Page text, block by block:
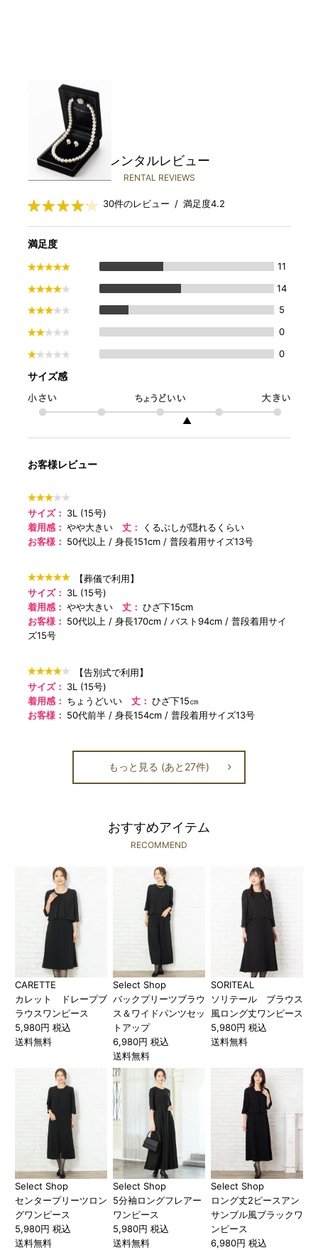
Select Shop
￥1,980(税込)～
レンタルレビュー
RENTAL REVIEWS
30件のレビュー / 満足度4.2
満足度
11
14
5
0
0
サイズ感
▲
お客様レビュー
サイズ： 3L (15号)
着用感：やや大きい 丈：
くるぶしが隠れるくらい
お客様： 50代以上 身長151cm 普段着用サイズ13号
【葬儀で利用】
サイズ： 3L (15号)
着用感：やや大きい 丈：ひざ下15cm
お客様： 50代以上 身長170cm バスト94cm
普段着用サイ
ズ15号
【告別式で利用】
サイズ： 3L (15号)
着用感： ちょうどいい 丈：ひざ下15㎝
お客様： 50代前半 身長154cm 普段着用サイズ13号
もっと見る (あと27件)
おすすめアイテム
RECOMMEND
CARETTE
カレット ドレープブ
ラウスワンピース
5,980円 税込
送料無料
Select Shop
バックプリーツブラウ
ス＆ワイドパンツセッ
トアップ
6,980円 税込
送料無料
SORITEAL
ソリテール ブラウス
風ロング丈ワンピース
5,980円 税込
送料無料
Select Shop
センタープリーツロン
グワンピース
5,980円 税込
送料無料
Select Shop
5分袖ロングフレアー
ワンピース
5,980円 税込
送料無料
Select Shop
ロング丈2ピースアン
サンブル風ブラックワ
ンピース
6,980円 税込